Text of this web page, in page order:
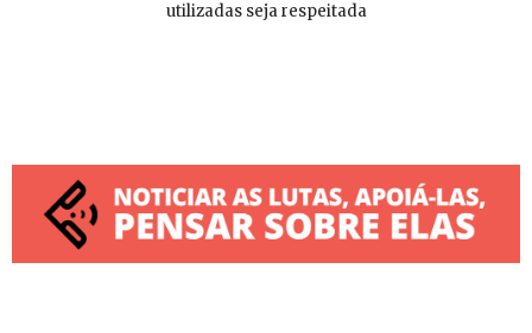
utilizadas seja respeitada